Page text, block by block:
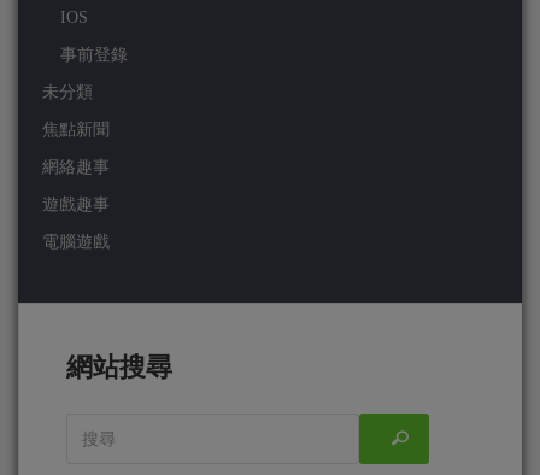
IOS
事前登錄
未分類
焦點新聞
網絡趣事
遊戲趣事
電腦遊戲
網站搜尋